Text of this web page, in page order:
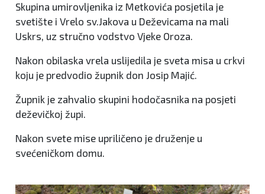
Skupina umirovljenika iz Metkovića posjetila je
svetište i Vrelo sv.Jakova u Deževicama na mali
Uskrs, uz stručno vodstvo Vjeke Oroza.
Nakon obilaska vrela uslijedila je sveta misa u crkvi
koju je predvodio župnik don Josip Majić.
Župnik je zahvalio skupini hodočasnika na posjeti
deževičkoj župi.
Nakon svete mise upriličeno je druženje u
svećeničkom domu.